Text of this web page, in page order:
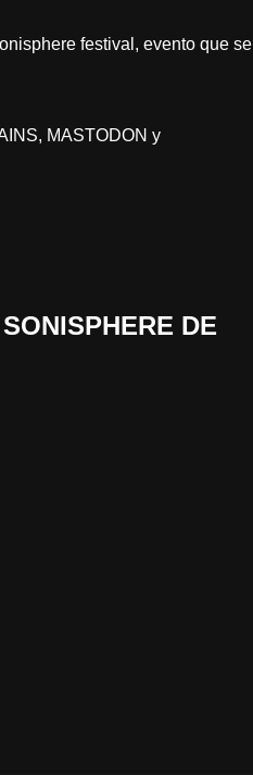
festival, evento que se
MASTODON y
DE